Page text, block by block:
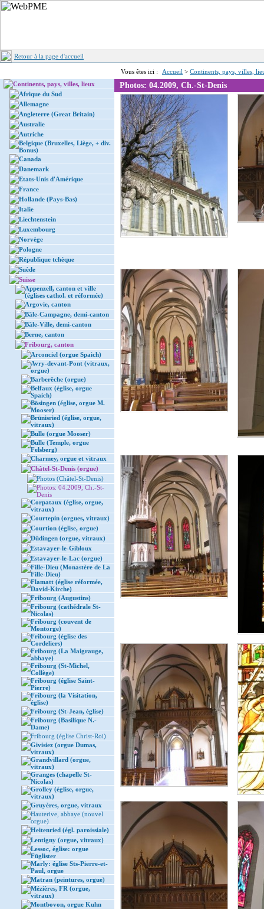
Retour à la page d'accueil
Vous êtes ici : Accueil > Continents, pays, villes,
Continents, pays, villes, lieux
Afrique du Sud
Allemagne
Angleterre (Great Britain)
Australie
Autriche
Belgique (Bruxelles, Liège, + div.
Bonus)
Canada
Danemark
Etats-Unis d'Amérique
France
Hollande (Pays-Bas)
Italie
Liechtenstein
Luxembourg
Norvège
Pologne
République tchèque
Suède
Suisse
Appenzell, canton et ville
(églises cathol. et réformée)
Argovie, canton
Bâle-Campagne, demi-canton
Bâle-Ville, demi-canton
Berne, canton
Fribourg, canton
Arconciel (orgue Spaich)
Avry-devant-Pont (vitraux,
orgue)
Barberêche (orgue)
Belfaux (église, orgue
Spaich)
Bösingen (église, orgue M.
Mooser)
Brünisried (église, orgue,
vitraux)
Bulle (orgue Mooser)
Bulle (Temple, orgue
Felsberg)
Charmey, orgue et vitraux
Châtel-St-Denis (orgue)
Photos (Châtel-St-Denis)
Photos: 04.2009, Ch.-St-
Denis
Corpataux (église, orgue,
vitraux)
Courtepin (orgues, vitraux)
Courtion (église, orgue)
Düdingen (orgue, vitraux)
Estavayer-le-Gibloux
Estavayer-le-Lac (orgue)
Fille-Dieu (Monastère de La
Fille-Dieu)
Flamatt (église réformée,
David-Kirche)
Fribourg (Augustins)
Fribourg (cathédrale St-
Nicolas)
Fribourg (couvent de
Montorge)
Fribourg (église des
Cordeliers)
Fribourg (La Maigrauge,
abbaye)
Fribourg (St-Michel,
Collège)
Fribourg (église Saint-
Pierre)
Fribourg (la Visitation,
église)
Fribourg (St-Jean, église)
Fribourg (Basilique N.-
Dame)
Fribourg (église Christ-Roi)
Givisiez (orgue Dumas,
vitraux)
Grandvillard (orgue,
vitraux)
Granges (chapelle St-
Nicolas)
Grolley (église, orgue,
vitraux)
Gruyères, orgue, vitraux
Hauterive, abbaye (nouvel
orgue)
Heitenried (égl. paroissiale)
Lentigny (orgue, vitraux)
Lessoc, église: orgue
Füglister
Marly: église Sts-Pierre-et-
Paul, orgue
Matran (peintures, orgue)
Mézières, FR (orgue,
vitraux)
Montbovon, orgue Kuhn
Photos: 04.2009, Ch.-St-Denis